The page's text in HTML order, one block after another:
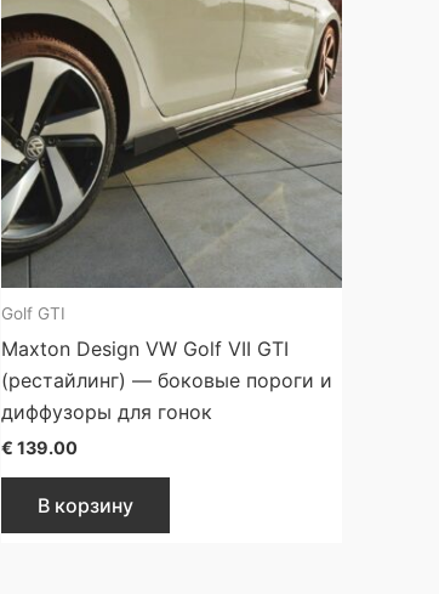
Golf GTI
Maxton Design VW Golf VII GTI
(рестайлинг) — боковые пороги и
диффузоры для гонок
€ 139.00
В корзину